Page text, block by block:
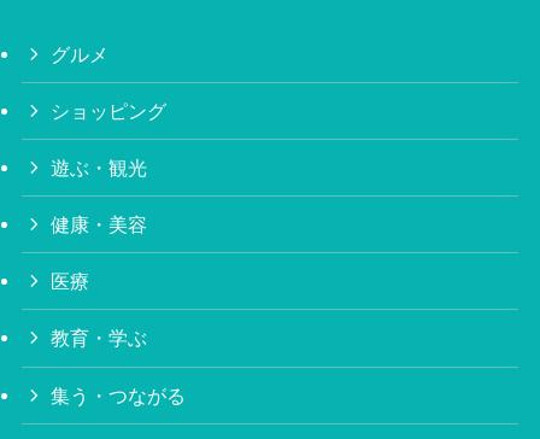
グルメ
ショッピング
遊ぶ・観光
健康・美容
医療
教育・学ぶ
集う・つながる